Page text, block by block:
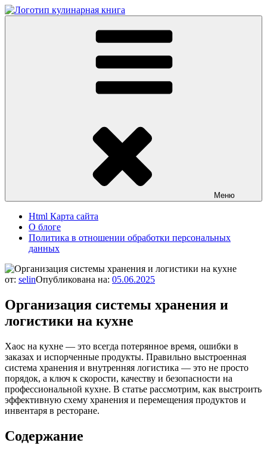
Перейти
к
Вкусные кулинарные рецепты
Меню
Html Карта сайта
О блоге
Политика в отношении обработки персональных
данных
от: selinОпубликована на: 05.06.2025
Организация системы хранения и
логистики на кухне
Хаос на кухне — это всегда потерянное время, ошибки в
заказах и испорченные продукты. Правильно выстроенная
система хранения и внутренняя логистика — это не просто
порядок, а ключ к скорости, качеству и безопасности на
профессиональной кухне. В статье рассмотрим, как выстроить
эффективную схему хранения и перемещения продуктов и
инвентаря в ресторане.
Содержание